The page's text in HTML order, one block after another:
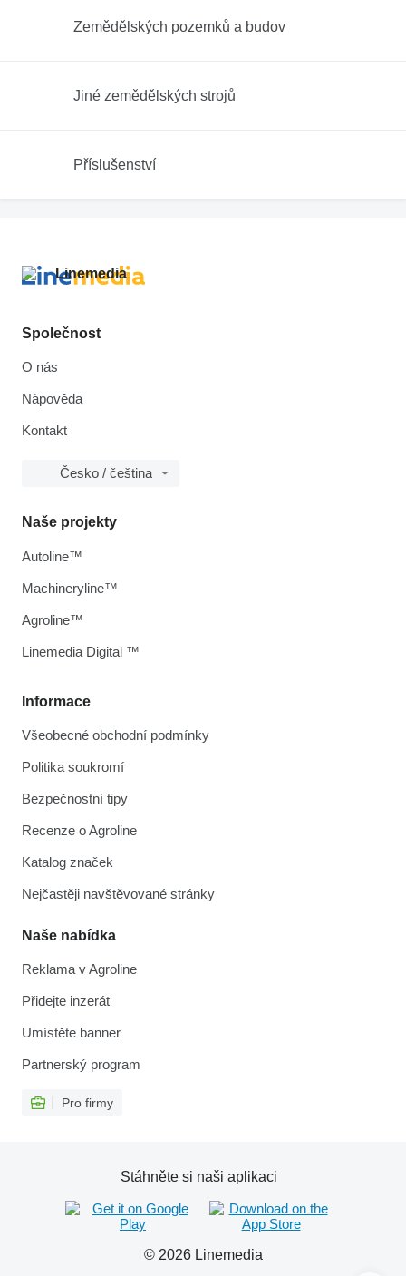
Zemědělských pozemků a budov
Jiné zemědělských strojů
Příslušenství
Společnost
O nás
Nápověda
Kontakt
Česko / čeština
Informace
Všeobecné obchodní podmínky
Politika soukromí
Bezpečnostní tipy
Recenze o Agroline
Katalog značek
Nejčastěji navštěvované stránky
Naše nabídka
Reklama v Agroline
Přidejte inzerát
Umístěte banner
Partnerský program
Pro firmy
Naše projekty
Autoline™
Machineryline™
Agroline™
Linemedia Digital ™
© 2026 Linemedia
Stáhněte si naši aplikaci